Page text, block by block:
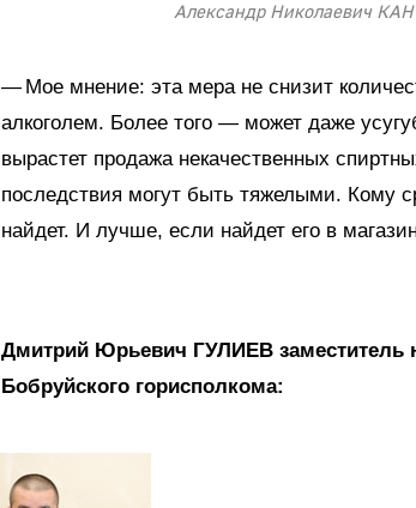
Александр Николаевич
— Мое мнение: эта мера не снизит
алкоголем. Более того — может даже
вырастет продажа некачественных
последствия могут быть тяжелыми. Кому
найдет. И лучше, если найдет его в
Дмитрий Юрьевич ГУЛИЕВ заместитель
Бобруйского горисполкома: